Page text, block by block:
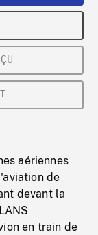
aériennes
de
devant la
en train de